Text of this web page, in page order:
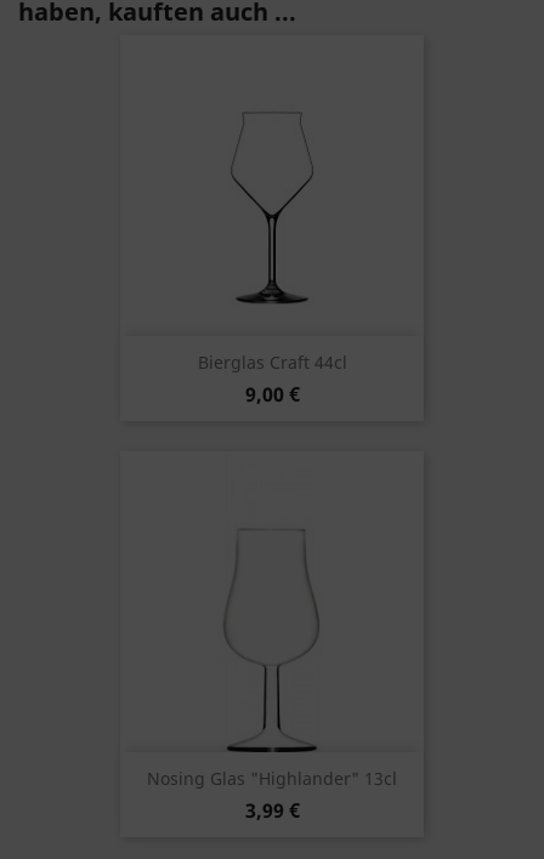
haben, kauften auch ...
Bierglas Craft 44cl
9,00 €
Nosing Glas "Highlander" 13cl
3,99 €